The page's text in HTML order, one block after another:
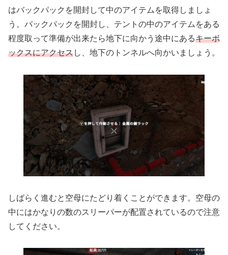
はバックパックを開封して中のアイテムを取得しましょ
う。バックパックを開封し、テントの中のアイテムをある
程度取って準備が出来たら地下に向かう途中にあるキーボ
ックスにアクセスし、地下のトンネルへ向かいましょう。
しばらく進むと空母にたどり着くことができます。空母の
中にはかなりの数のスリーパーが配置されているので注意
してください。